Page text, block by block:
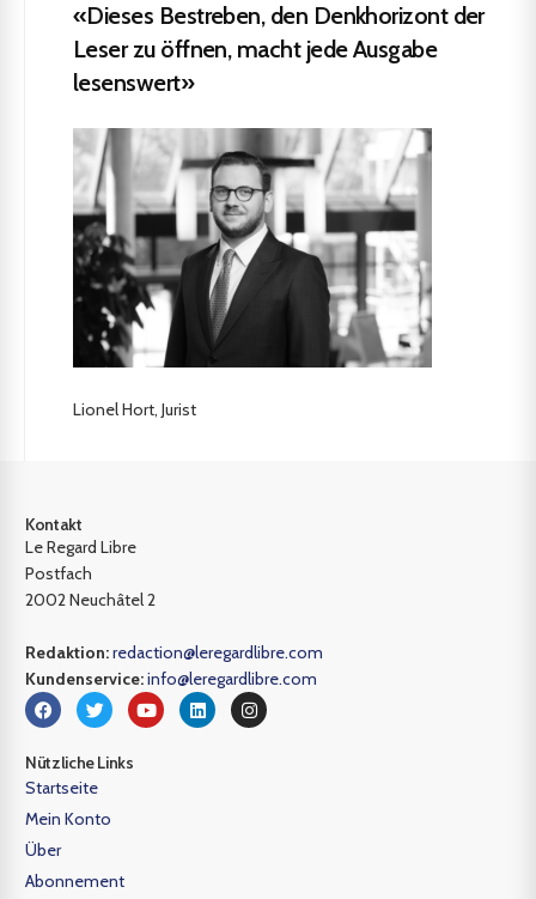
«Dieses Bestreben, den Denkhorizont der
Leser zu öffnen, macht jede Ausgabe
lesenswert»
Lionel Hort, Jurist
Kontakt
Le Regard Libre
Postfach
2002 Neuchâtel 2
Redaktion:redaction@leregardlibre.com
Kundenservice:info@leregardlibre.com
Nützliche Links
Startseite
Mein Konto
Über
Abonnement